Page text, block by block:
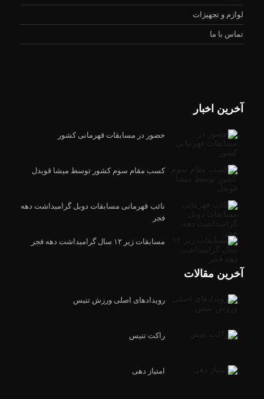
لوازم و تجهیزات
تماس با ما
آخرین اخبار
حضور در مسابقات قهرمانی کشور
کسب مقام سوم کشور توسط میشا قویدل
نائب قهرمانی مسابقات دوبل گرامیداشت دهه
فجر
مسابقات زیر ۱۲ سال گرامیداشت دهه فجر
آخرین مقالات
رویدادهای اصلی ورزش تنیس
راکت تنیس
امتیاز دهی